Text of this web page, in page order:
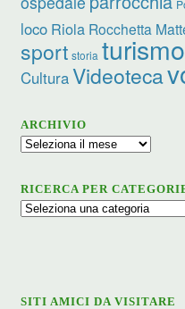
loco Riola Rocchetta
sport storia turismo
CulturaVideoteca
ARCHIVIO
Archivio
RICERCA PER
Ricerca
SITI AMICI DA VISITARE